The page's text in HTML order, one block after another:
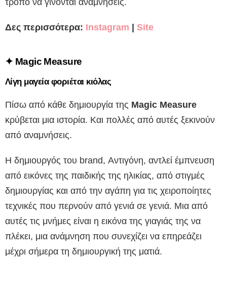
Δες περισσότερα: Instagram | Site
✦ Magic Measure
Λίγη μαγεία φοριέται κιόλας
Πίσω από κάθε δημιουργία της Magic Measure
κρύβεται μια ιστορία. Και πολλές από αυτές ξεκινούν
από αναμνήσεις.
Η δημιουργός του brand, Αντιγόνη, αντλεί έμπνευση
από εικόνες της παιδικής της ηλικίας, από στιγμές
δημιουργίας και από την αγάπη για τις χειροποίητες
τεχνικές που περνούν από γενιά σε γενιά. Μια από
αυτές τις μνήμες είναι η εικόνα της γιαγιάς της να
πλέκει, μια ανάμνηση που συνεχίζει να επηρεάζει
μέχρι σήμερα τη δημιουργική της ματιά.